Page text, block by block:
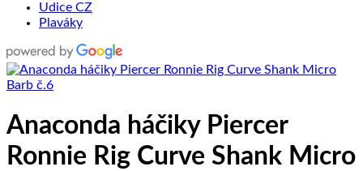
Udice CZ
Plaváky
Anaconda háčiky Piercer
Ronnie Rig Curve Shank Micro